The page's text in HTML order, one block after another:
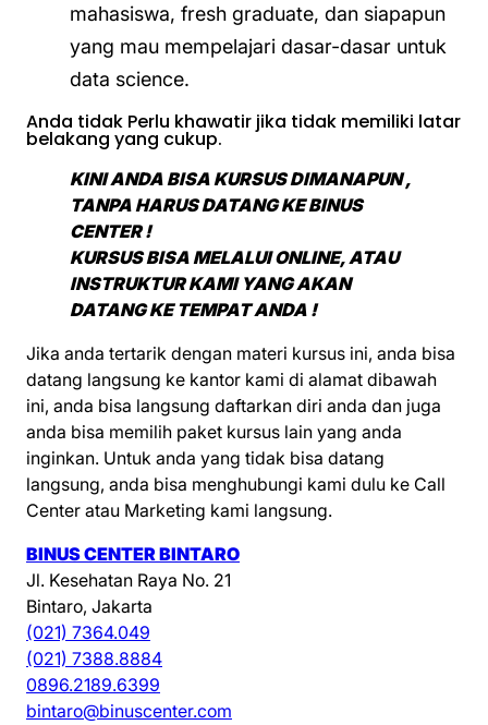
mahasiswa, fresh graduate, dan siapapun
yang mau mempelajari dasar-dasar untuk
data science.
Anda tidak Perlu khawatir jika tidak memiliki latar
belakang yang cukup.
KINI ANDA BISA KURSUS DIMANAPUN ,
TANPA HARUS DATANG KE BINUS
CENTER !
KURSUS BISA MELALUI ONLINE, ATAU
INSTRUKTUR KAMI YANG AKAN
DATANG KE TEMPAT ANDA !
Jika anda tertarik dengan materi kursus ini, anda bisa
datang langsung ke kantor kami di alamat dibawah
ini, anda bisa langsung daftarkan diri anda dan juga
anda bisa memilih paket kursus lain yang anda
inginkan. Untuk anda yang tidak bisa datang
langsung, anda bisa menghubungi kami dulu ke Call
Center atau Marketing kami langsung.
BINUS CENTER BINTARO
Jl. Kesehatan Raya No. 21
Bintaro, Jakarta
(021) 7364.049
(021) 7388.8884
0896.2189.6399
bintaro@binuscenter.com